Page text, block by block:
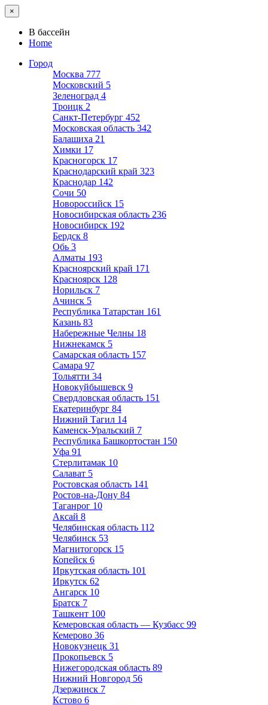
×
В бассейн
Home
Город
Москва 777
Московский 5
Зеленоград 4
Троицк 2
Санкт-Петербург 452
Московская область 342
Балашиха 21
Химки 17
Красногорск 17
Краснодарский край 323
Краснодар 142
Сочи 50
Новороссийск 15
Новосибирская область 236
Новосибирск 192
Бердск 8
Обь 3
Алматы 193
Красноярский край 171
Красноярск 128
Норильск 7
Ачинск 5
Республика Татарстан 161
Казань 83
Набережные Челны 18
Нижнекамск 5
Самарская область 157
Самара 97
Тольятти 34
Новокуйбышевск 9
Свердловская область 151
Екатеринбург 84
Нижний Тагил 14
Каменск-Уральский 7
Республика Башкортостан 150
Уфа 91
Стерлитамак 10
Салават 5
Ростовская область 141
Ростов-на-Дону 84
Таганрог 10
Аксай 8
Челябинская область 112
Челябинск 53
Магнитогорск 15
Копейск 6
Иркутская область 101
Иркутск 62
Ангарск 10
Братск 7
Ташкент 100
Кемеровская область — Кузбасс 99
Кемерово 36
Новокузнецк 31
Прокопьевск 5
Нижегородская область 89
Нижний Новгород 56
Дзержинск 7
Кстово 6